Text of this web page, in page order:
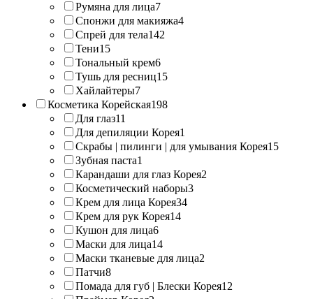
Румяна для лица7
Спонжи для макияжа4
Спрей для тела142
Тени15
Тональный крем6
Тушь для ресниц15
Хайлайтеры7
Косметика Корейская198
Для глаз11
Для депиляции Корея1
Скрабы | пилинги | для умывания Корея15
Зубная паста1
Карандаши для глаз Корея2
Косметический наборы3
Крем для лица Корея34
Крем для рук Корея14
Кушон для лица6
Маски для лица14
Маски тканевые для лица2
Патчи8
Помада для губ | Блески Корея12